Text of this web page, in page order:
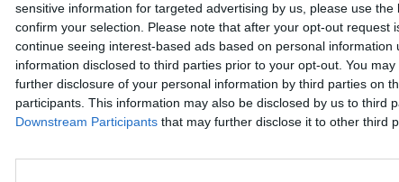
sensitive information for targeted advertising by us, please use the
confirm your selection. Please note that after your opt-out request
continue seeing interest-based ads based on personal information
information disclosed to third parties prior to your opt-out. You
further disclosure of your personal information by third parties on
participants. This information may also be disclosed by us to third
Downstream Participants that may further disclose it to other third
e Manganaro
di Gratteri
antimafia